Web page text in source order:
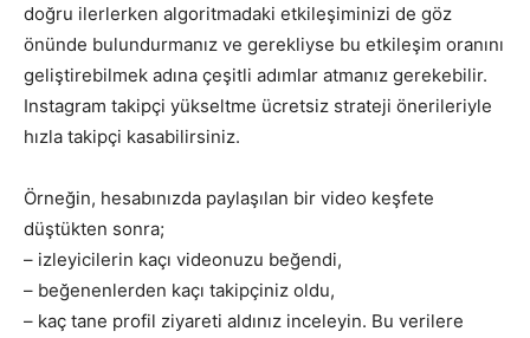
doğru ilerlerken algoritmadaki etkileşiminizi de göz
önünde bulundurmanız ve gerekliyse bu etkileşim oranını
geliştirebilmek adına çeşitli adımlar atmanız gerekebilir.
Instagram takipçi yükseltme ücretsiz strateji önerileriyle
hızla takipçi kasabilirsiniz.
Örneğin, hesabınızda paylaşılan bir video keşfete
düştükten sonra;
– izleyicilerin kaçı videonuzu beğendi,
– beğenenlerden kaçı takipçiniz oldu,
– kaç tane profil ziyareti aldınız inceleyin. Bu verilere